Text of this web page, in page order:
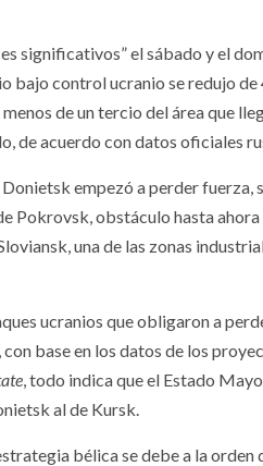
significativos” el sábado y el
bajo control ucranio se redujo
de un tercio del área que
de acuerdo con datos oficiales
empezó a perder fuerza,
Pokrovsk, obstáculo hasta
una de las zonas
ucranios que obligaron a
base en los datos de los
, todo indica que el Estado
al de Kursk.
bélica se debe a la orden